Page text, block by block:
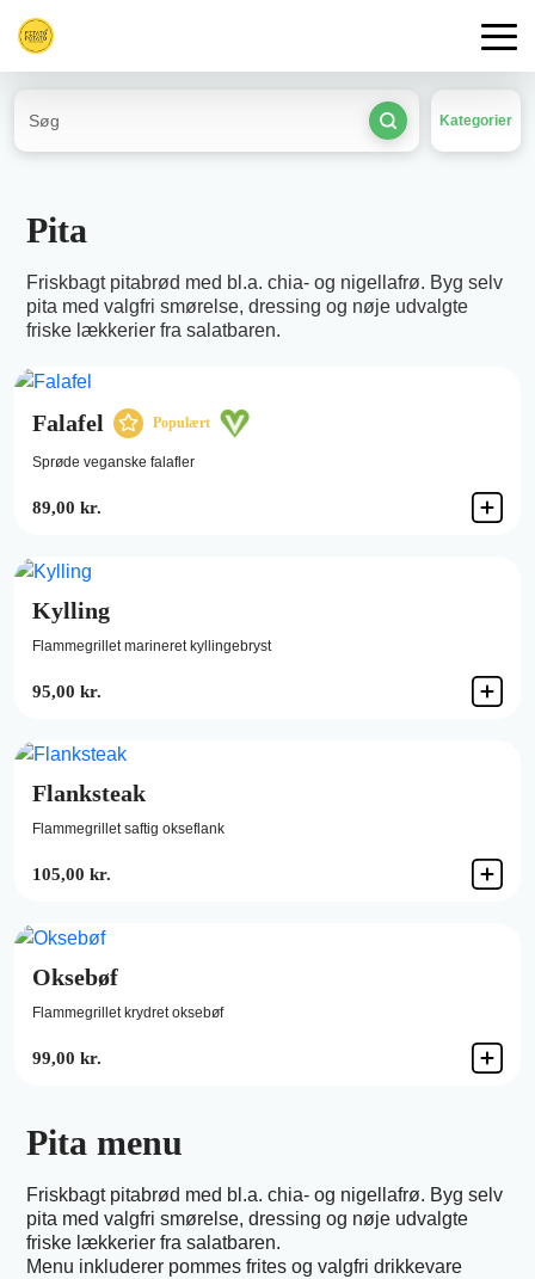
Kategorier
Pita
Friskbagt pitabrød med bl.a. chia- og nigellafrø. Byg selv
pita med valgfri smørelse, dressing og nøje udvalgte
friske lækkerier fra salatbaren.
Falafel Populært
Sprøde veganske falafler
89,00 kr.
Kylling
Flammegrillet marineret kyllingebryst
95,00 kr.
Flanksteak
Flammegrillet saftig okseflank
105,00 kr.
Oksebøf
Flammegrillet krydret oksebøf
99,00 kr.
Pita menu
Friskbagt pitabrød med bl.a. chia- og nigellafrø. Byg selv
pita med valgfri smørelse, dressing og nøje udvalgte
friske lækkerier fra salatbaren.
Menu inkluderer pommes frites og valgfri drikkevare